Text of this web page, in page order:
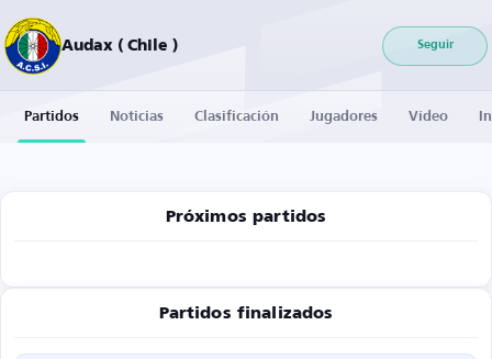
Audax ( Chile ) Seguir
Partidos Noticias Clasificación Jugadores Vídeo
Próximos partidos
Partidos finalizados